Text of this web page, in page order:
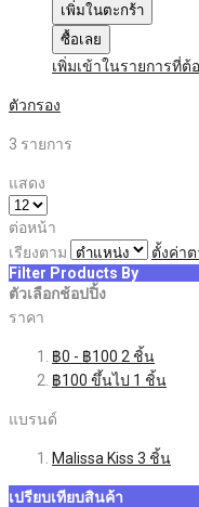
เพิ่มในตะกร้า
ซื้อเลย
เพิ่มเข้าในรายการที่ต้
ตัวกรอง
3 รายการ
แสดง
ต่อหน้า
เรียงตาม
ตั้งค่า
Filter Products By
ตัวเลือกช้อปปิ้ง
ราคา
฿0 - ฿100 2 ชิ้น
฿100 ขึ้นไป 1 ชิ้น
แบรนด์
Malissa Kiss 3 ชิ้น
เปรียบเทียบสินค้า